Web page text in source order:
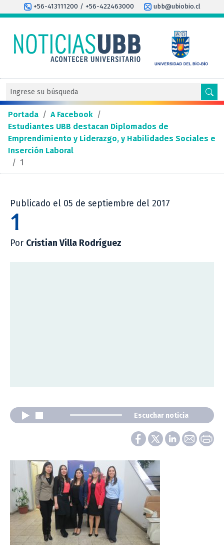
+56-413111200 / +56-422463000 ubb@ubiobio.cl
Portada / A Facebook /
Estudiantes UBB destacan Diplomados de
Emprendimiento y Liderazgo, y Habilidades Sociales e
Inserción Laboral
/ 1
Publicado el 05 de septiembre del 2017
1
Por Cristian Villa Rodríguez
Escuchar noticia